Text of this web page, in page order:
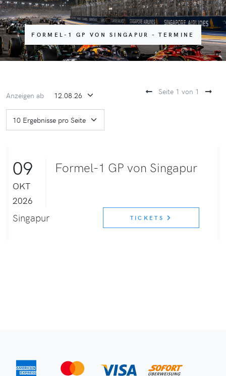
FORMEL-1 GP VON SINGAPUR - TERMINE
Anzeigen ab Seite 1 von 1
09
OKT
2026
Formel-1 GP von Singapur
Singapur TICKETS